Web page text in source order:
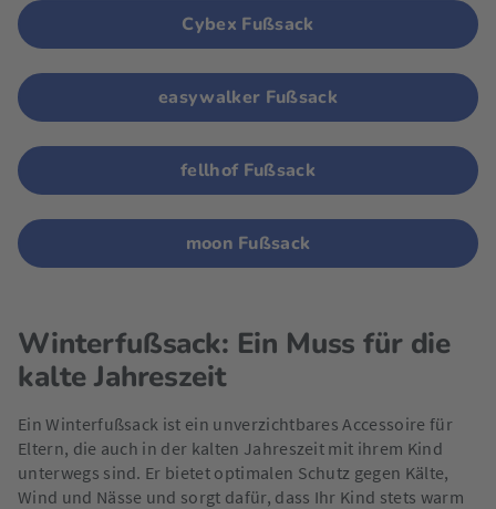
Cybex Fußsack
easywalker Fußsack
fellhof Fußsack
moon Fußsack
Winterfußsack: Ein Muss für die
kalte Jahreszeit
Ein Winterfußsack ist ein unverzichtbares Accessoire für
Eltern, die auch in der kalten Jahreszeit mit ihrem Kind
unterwegs sind. Er bietet optimalen Schutz gegen Kälte,
Wind und Nässe und sorgt dafür, dass Ihr Kind stets warm